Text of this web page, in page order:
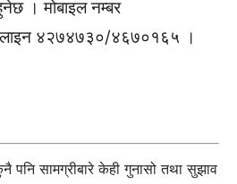
। मोबाइल नम्बर
४२७४७३०/४६७०१६५ ।
पनि सामग्रीबारे केही गुनासो तथा सुझाव